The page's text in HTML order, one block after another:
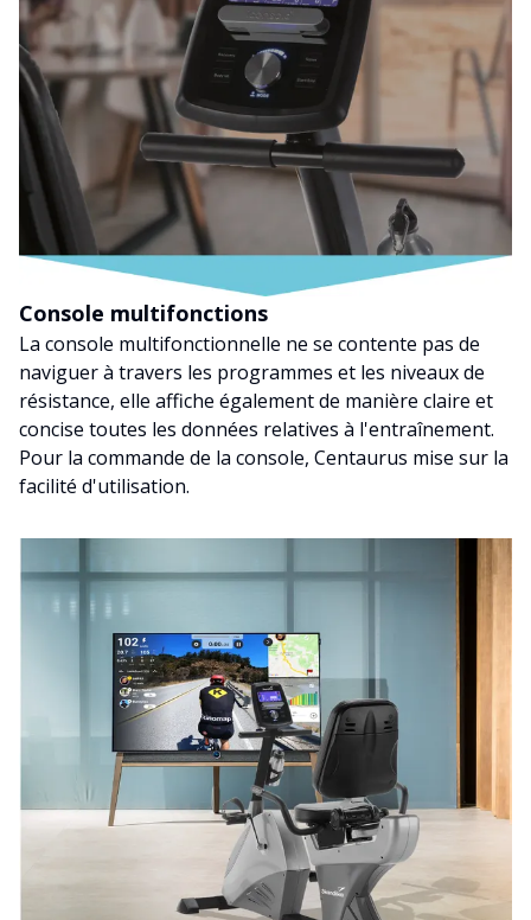
Console multifonctions
La console multifonctionnelle ne se contente pas de
naviguer à travers les programmes et les niveaux de
résistance, elle affiche également de manière claire et
concise toutes les données relatives à l'entraînement.
Pour la commande de la console, Centaurus mise sur la
facilité d'utilisation.